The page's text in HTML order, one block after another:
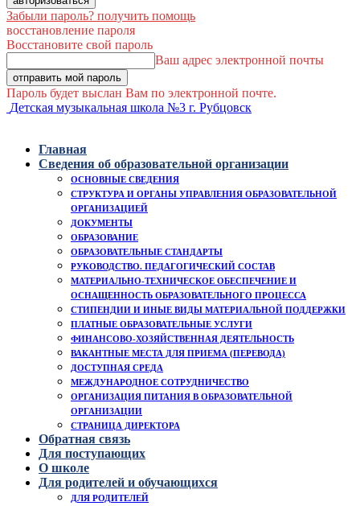
Забыли пароль? получить помощь
восстановление пароля
Восстановите свой пароль
Ваш адрес электронной почты
Пароль будет выслан Вам по электронной почте.
Детская музыкальная школа №3 г. Рубцовск
Главная
Сведения об образовательной организации
ОСНОВНЫЕ СВЕДЕНИЯ
СТРУКТУРА И ОРГАНЫ УПРАВЛЕНИЯ ОБРАЗОВАТЕЛЬНОЙ
ОРГАНИЗАЦИЕЙ
ДОКУМЕНТЫ
ОБРАЗОВАНИЕ
ОБРАЗОВАТЕЛЬНЫЕ СТАНДАРТЫ
РУКОВОДСТВО. ПЕДАГОГИЧЕСКИЙ СОСТАВ
МАТЕРИАЛЬНО-ТЕХНИЧЕСКОЕ ОБЕСПЕЧЕНИЕ И
ОСНАЩЕННОСТЬ ОБРАЗОВАТЕЛЬНОГО ПРОЦЕССА
СТИПЕНДИИ И ИНЫЕ ВИДЫ МАТЕРИАЛЬНОЙ ПОДДЕРЖКИ
ПЛАТНЫЕ ОБРАЗОВАТЕЛЬНЫЕ УСЛУГИ
ФИНАНСОВО-ХОЗЯЙСТВЕННАЯ ДЕЯТЕЛЬНОСТЬ
ВАКАНТНЫЕ МЕСТА ДЛЯ ПРИЕМА (ПЕРЕВОДА)
ДОСТУПНАЯ СРЕДА
МЕЖДУНАРОДНОЕ СОТРУДНИЧЕСТВО
ОРГАНИЗАЦИЯ ПИТАНИЯ В ОБРАЗОВАТЕЛЬНОЙ
ОРГАНИЗАЦИИ
СТРАНИЦА ДИРЕКТОРА
Обратная связь
Для поступающих
О школе
Для родителей и обучающихся
ДЛЯ РОДИТЕЛЕЙ